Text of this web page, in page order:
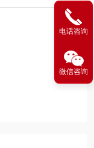
电话咨询
微信咨询